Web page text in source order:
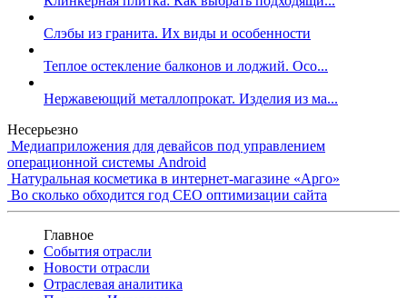
Слэбы из гранита. Их виды и особенности
Теплое остекление балконов и лоджий. Осо...
Нержавеющий металлопрокат. Изделия из ма...
Несерьезно
Медиаприложения для девайсов под управлением
операционной системы Android
Натуральная косметика в интернет-магазине «Арго»
Во сколько обходится год СЕО оптимизации сайта
Главное
События отрасли
Новости отрасли
Отраслевая аналитика